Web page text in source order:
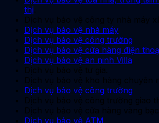
thị.
Dịch vụ bảo vệ công ty nhà máy
Dịch vụ bảo vệ nhà máy
Dịch vụ bảo vệ công trường
Dịch vụ bảo vệ cửa hàng điện
Dịch vụ bảo vệ an ninh Villa
Dịch vụ bảo vệ tư gia.
Dịch vụ bảo vệ kho hàng chuyên
Dịch vụ bảo vệ công trường
Dịch vụ bảo vệ công trường giao
Dịch vụ bảo vệ cửa hàng vàng
Dịch vụ bảo vệ ATM